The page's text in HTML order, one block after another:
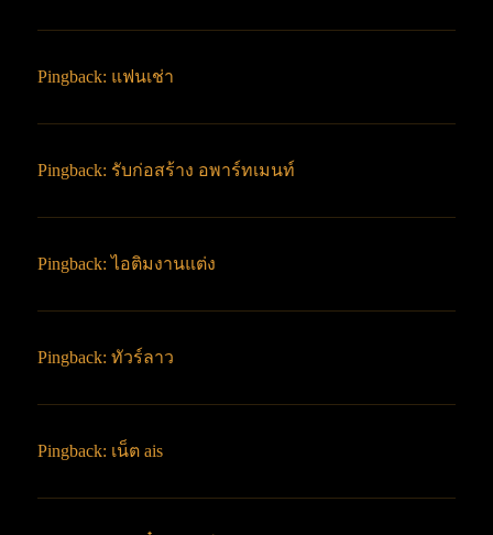
Pingback: แฟนเช่า
Pingback: รับก่อสร้าง อพาร์ทเมนท์
Pingback:ไอติมงานแต่ง
Pingback:ทัวร์ลาว
Pingback: เน็ต ais